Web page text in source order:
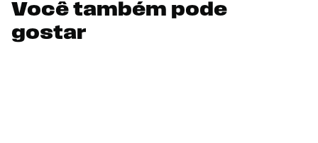
Você também pode
gostar